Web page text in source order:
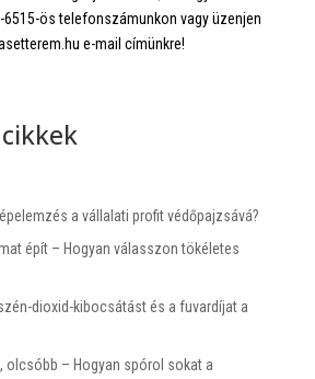
6515-ös telefonszámunkon vagy üzenjen
e-mail címünkre!
a vállalati profit védőpajzsává?
épít – Hogyan válasszon tökéletes
dioxid-kibocsátást és a fuvardíjat a
olcsóbb – Hogyan spórol sokat a